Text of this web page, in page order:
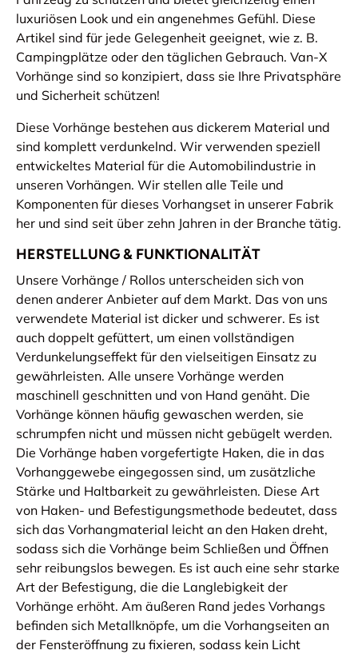
luxuriösen Look und ein angenehmes Gefühl. Diese
Artikel sind für jede Gelegenheit geeignet, wie z. B.
Campingplätze oder den täglichen Gebrauch. Van-X
Vorhänge sind so konzipiert, dass sie Ihre Privatsphäre
und Sicherheit schützen!
Diese Vorhänge bestehen aus dickerem Material und
sind komplett verdunkelnd. Wir verwenden speziell
entwickeltes Material für die Automobilindustrie in
unseren Vorhängen. Wir stellen alle Teile und
Komponenten für dieses Vorhangset in unserer Fabrik
her und sind seit über zehn Jahren in der Branche tätig.
HERSTELLUNG & FUNKTIONALITÄT
Unsere Vorhänge / Rollos unterscheiden sich von
denen anderer Anbieter auf dem Markt. Das von uns
verwendete Material ist dicker und schwerer. Es ist
auch doppelt gefüttert, um einen vollständigen
Verdunkelungseffekt für den vielseitigen Einsatz zu
gewährleisten. Alle unsere Vorhänge werden
maschinell geschnitten und von Hand genäht. Die
Vorhänge können häufig gewaschen werden, sie
schrumpfen nicht und müssen nicht gebügelt werden.
Die Vorhänge haben vorgefertigte Haken, die in das
Vorhanggewebe eingegossen sind, um zusätzliche
Stärke und Haltbarkeit zu gewährleisten. Diese Art
von Haken- und Befestigungsmethode bedeutet, dass
sich das Vorhangmaterial leicht an den Haken dreht,
sodass sich die Vorhänge beim Schließen und Öffnen
sehr reibungslos bewegen. Es ist auch eine sehr starke
Art der Befestigung, die die Langlebigkeit der
Vorhänge erhöht. Am äußeren Rand jedes Vorhangs
befinden sich Metallknöpfe, um die Vorhangseiten an
der Fensteröffnung zu fixieren, sodass kein Licht